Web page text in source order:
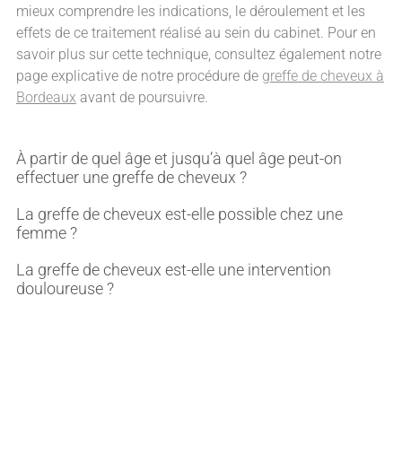
mieux comprendre les indications, le déroulement et les
effets de ce traitement réalisé au sein du cabinet. Pour en
savoir plus sur cette technique, consultez également notre
page explicative de notre procédure de greffe de cheveux à
Bordeaux avant de poursuivre.
À partir de quel âge et jusqu’à quel âge peut-on
effectuer une greffe de cheveux ?
La greffe de cheveux est-elle possible chez une
femme ?
La greffe de cheveux est-elle une intervention
douloureuse ?